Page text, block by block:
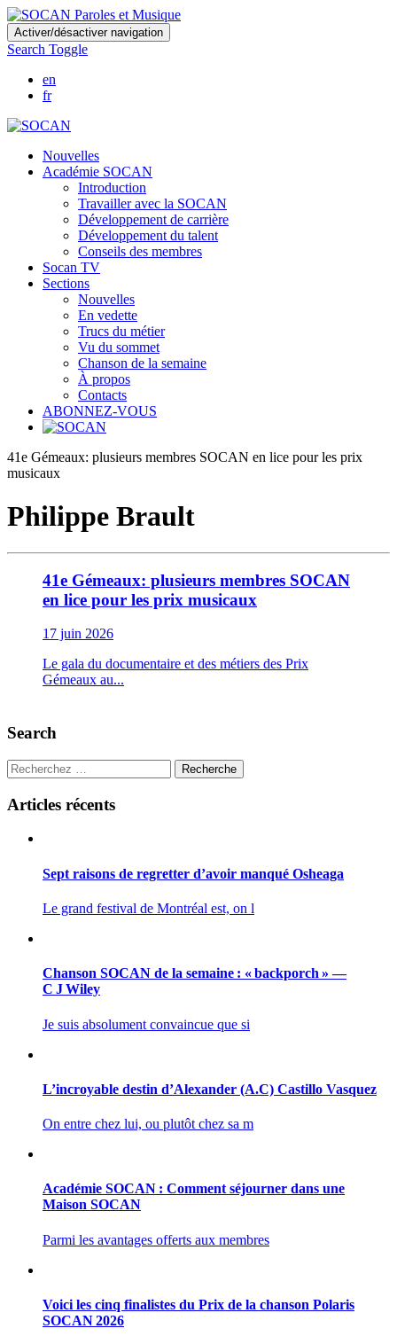
Skip
to
main
content
Activer/désactiver navigation
Search Toggle
en
fr
Nouvelles
Académie SOCAN
Introduction
Travailler avec la SOCAN
Développement de carrière
Développement du talent
Conseils des membres
Socan TV
Sections
Nouvelles
En vedette
Trucs du métier
Vu du sommet
Chanson de la semaine
À propos
Contacts
ABONNEZ-VOUS
41e Gémeaux: plusieurs membres SOCAN en lice pour les prix
musicaux
Philippe Brault
41e Gémeaux: plusieurs membres SOCAN
en lice pour les prix musicaux
17 juin 2026
Le gala du documentaire et des métiers des Prix
Gémeaux au...
Search
Recherche
Articles récents
Sept raisons de regretter d’avoir manqué Osheaga
Le grand festival de Montréal est, on l
Chanson SOCAN de la semaine : « backporch » —
C J Wiley
Je suis absolument convaincue que si
L’incroyable destin d’Alexander (A.C) Castillo Vasquez
On entre chez lui, ou plutôt chez sa m
Académie SOCAN : Comment séjourner dans une
Maison SOCAN
Parmi les avantages offerts aux membres
Voici les cinq finalistes du Prix de la chanson Polaris
SOCAN 2026